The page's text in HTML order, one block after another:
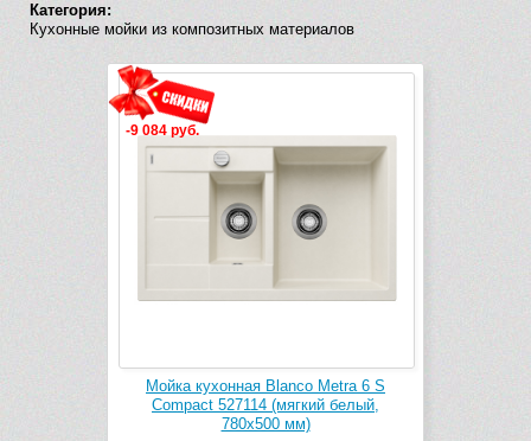
Категория:
Кухонные мойки из композитных материалов
-9 084 руб.
Мойка кухонная Blanco Metra 6 S
Compact 527114 (мягкий белый,
780х500 мм)